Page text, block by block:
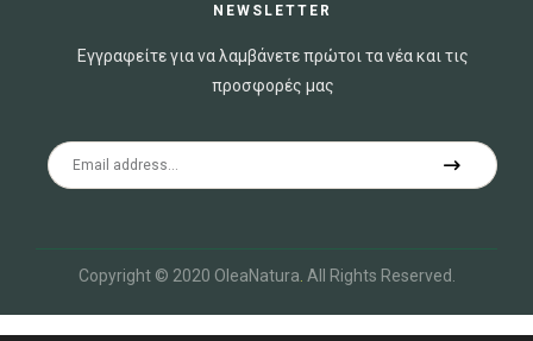
NEWSLETTER
Εγγραφείτε για να λαμβάνετε πρώτοι τα νέα και τις
προσφορές μας
Copyright © 2020 OleaNatura. All Rights Reserved.